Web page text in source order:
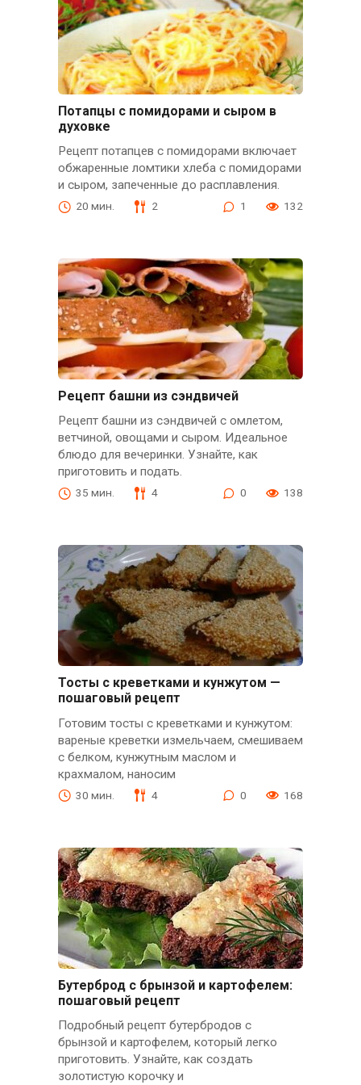
Потапцы с помидорами и сыром в
духовке
Рецепт потапцев с помидорами включает
обжаренные ломтики хлеба с помидорами
и сыром, запеченные до расплавления.
20 мин. 2 1 132
Рецепт башни из сэндвичей
Рецепт башни из сэндвичей с омлетом,
ветчиной, овощами и сыром. Идеальное
блюдо для вечеринки. Узнайте, как
приготовить и подать.
35 мин. 4 0 138
Тосты с креветками и кунжутом —
пошаговый рецепт
Готовим тосты с креветками и кунжутом:
вареные креветки измельчаем, смешиваем
с белком, кунжутным маслом и
крахмалом, наносим
30 мин. 4 0 168
Бутерброд с брынзой и картофелем:
пошаговый рецепт
Подробный рецепт бутербродов с
брынзой и картофелем, который легко
приготовить. Узнайте, как создать
золотистую корочку и